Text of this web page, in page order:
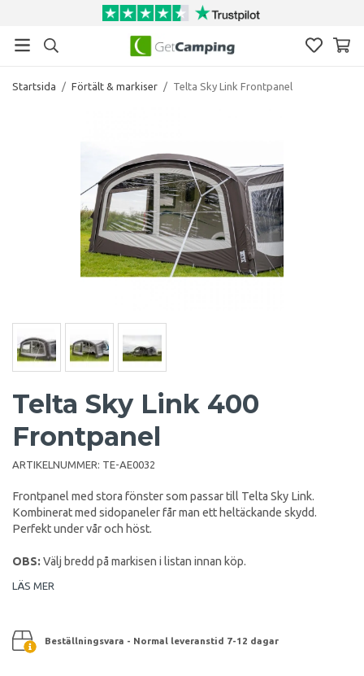
Startsida / Förtält & markiser / Telta Sky Link Frontpanel
Telta Sky Link 400
Frontpanel
ARTIKELNUMMER: TE-AE0032
Frontpanel med stora fönster som passar till Telta Sky Link.
Kombinerat med sidopaneler får man ett heltäckande skydd.
Perfekt under vår och höst.
OBS:Välj bredd på markisen i listan innan köp.
LÄS MER
Beställningsvara - Normal leveranstid 7-12 dagar